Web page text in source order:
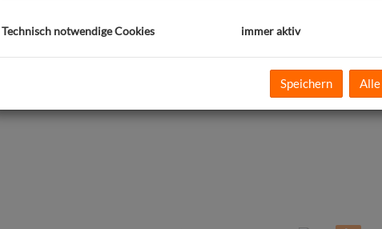
Technisch notwendige Cookies immer aktiv
Speichern